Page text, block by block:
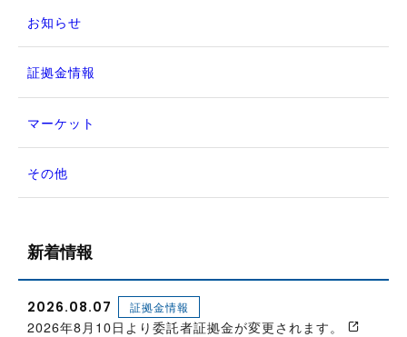
お知らせ
証拠金情報
マーケット
その他
新着情報
2026.08.07 証拠金情報
2026年8月10日より委託者証拠金が変更されます。